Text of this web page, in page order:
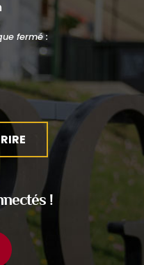
fermé :
!